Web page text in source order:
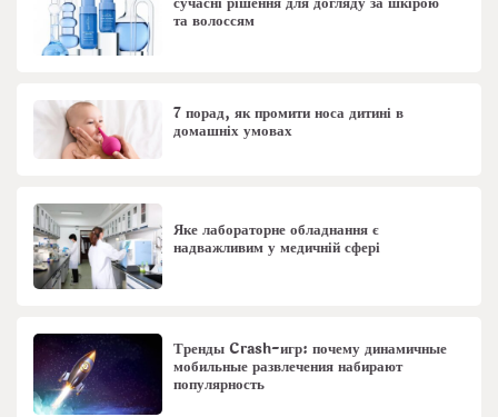
та волоссям
7 порад, як промити носа дитині в
домашніх умовах
Яке лабораторне обладнання є
надважливим у медичній сфері
Тренды Crash-игр: почему динамичные
мобильные развлечения набирают
популярность